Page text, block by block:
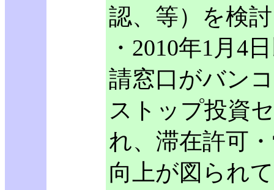
認、等）を検
・2010年1月4
請窓口がバン
ストップ投資
れ、滞在許可
向上が図られ